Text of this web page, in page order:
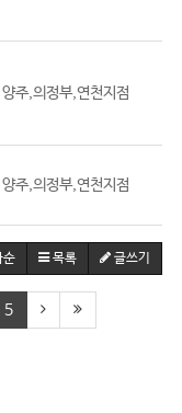
양주,의정부,연천지점
양주,의정부,연천지점
목록 글쓰기
5